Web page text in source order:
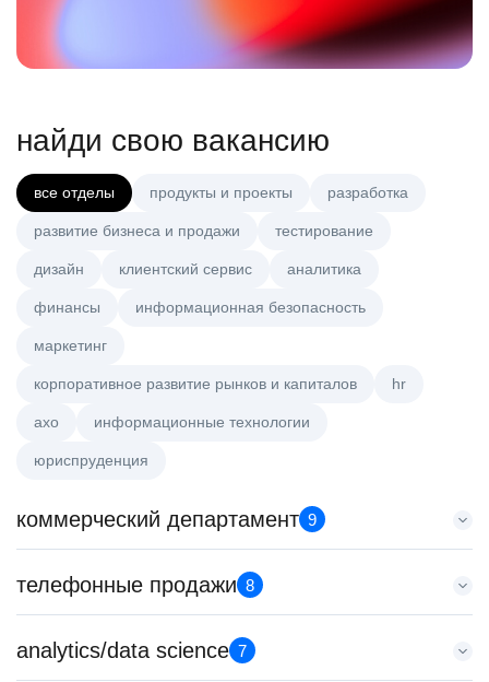
найди свою вакансию
все отделы продукты и проекты разработка
развитие бизнеса и продажи тестирование
дизайн клиентский сервис аналитика
финансы информационная безопасность
маркетинг
корпоративное развитие рынков и капиталов hr
axo информационные технологии
юриспруденция
коммерческий департамент 9
Старший аналитик клиентской эффективности
HeadHunter::Коммерческий департамент
з/п не указана
телефонные продажи 8
Менеджер по продажам в сегменте среднего и крупного
бизнеса
analytics/data science 7